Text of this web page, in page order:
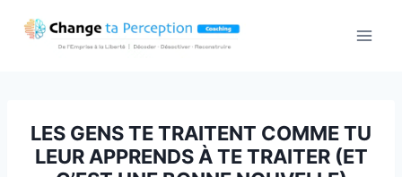
LES GENS TE TRAITENT COMME TU
LEUR APPRENDS À TE TRAITER (ET